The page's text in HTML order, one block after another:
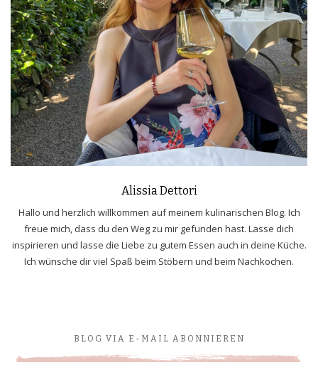
Alissia Dettori
Hallo und herzlich willkommen auf meinem kulinarischen Blog. Ich
freue mich, dass du den Weg zu mir gefunden hast. Lasse dich
inspirieren und lasse die Liebe zu gutem Essen auch in deine Küche.
Ich wünsche dir viel Spaß beim Stöbern und beim Nachkochen.
BLOG VIA E-MAIL ABONNIEREN